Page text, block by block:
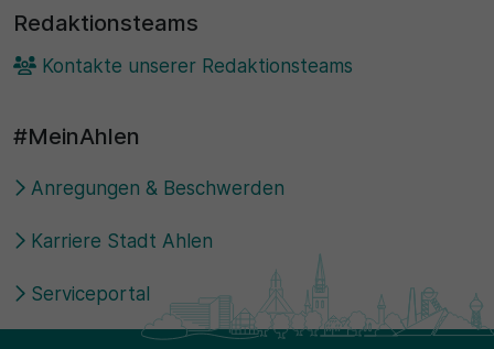
Redaktionsteams
Kontakte unserer Redaktionsteams
#MeinAhlen
Anregungen & Beschwerden
Karriere Stadt Ahlen
Serviceportal